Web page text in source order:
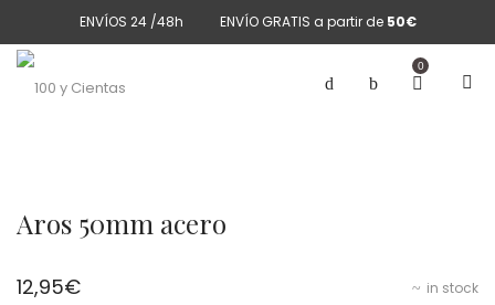
ENVÍOS 24 /48h ENVÍO GRATIS a partir de 50€
0
Aros 50mm acero
in stock
12,95€